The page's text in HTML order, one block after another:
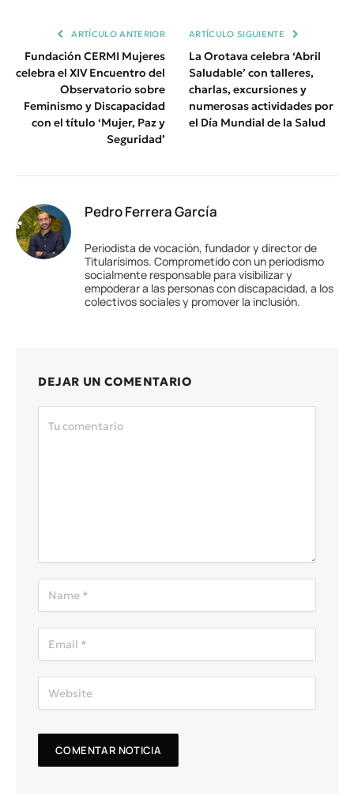
ARTÍCULO ANTERIOR
Fundación CERMI Mujeres
celebra el XIV Encuentro del
Observatorio sobre
Feminismo y Discapacidad
con el título ‘Mujer, Paz y
Seguridad’
ARTÍCULO SIGUIENTE
La Orotava celebra ‘Abril
Saludable’ con talleres,
charlas, excursiones y
numerosas actividades por
el Día Mundial de la Salud
Pedro Ferrera García
Periodista de vocación, fundador y director de
Titularísimos. Comprometido con un periodismo
socialmente responsable para visibilizar y
empoderar a las personas con discapacidad, a los
colectivos sociales y promover la inclusión.
DEJAR UN COMENTARIO